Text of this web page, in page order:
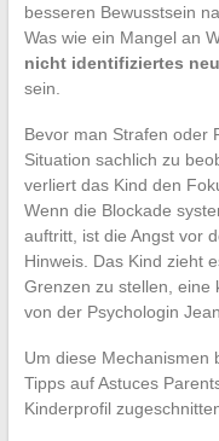
besseren Bewusstsein
Was wie ein Mangel an
nicht identifiziertes
sein.
Bevor man Strafen oder
Situation sachlich zu
verliert das Kind den
Wenn die Blockade
auftritt, ist die Angst vor
Hinweis. Das Kind zieht
Grenzen zu stellen, eine
von der Psychologin
Um diese Mechanismen
Tipps auf Astuces
Kinderprofil